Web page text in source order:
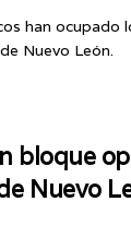
han ocupado
Nuevo León.
bloque
Nuevo